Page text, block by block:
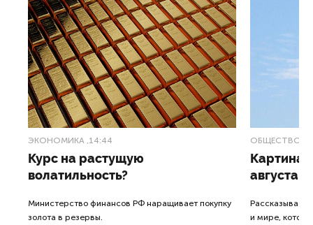
ЭКОНОМИКА ,14:44
Курс на растущую
волатильность?
Министерство финансов РФ наращивает покупку
золота в резервы.
ОБЩЕСТВО
Картина
августа
Рассказываем
и мире,